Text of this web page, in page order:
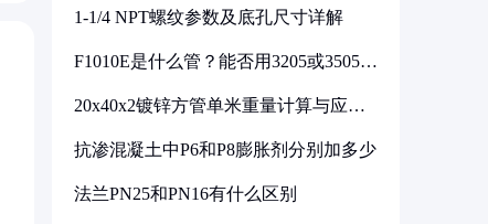
1-1/4 NPT螺纹参数及底孔尺寸详解
F1010E是什么管？能否用3205或3505代
20x40x2镀锌方管单米重量计算与应用
抗渗混凝土中P6和P8膨胀剂分别加多少
法兰PN25和PN16有什么区别